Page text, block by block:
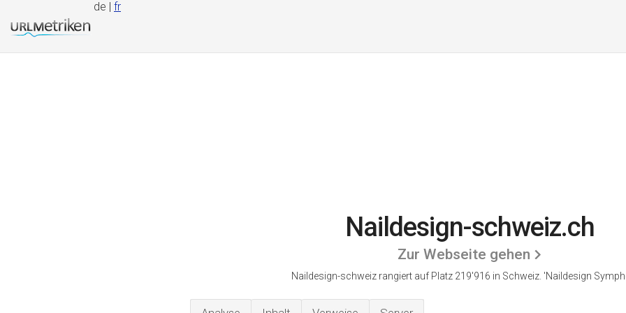
de | fr
Naildesign-schweiz.ch
Zur Webseite gehen
Naildesign-schweiz rangiert auf Platz 219'916 in Schweiz. 'Naildesign